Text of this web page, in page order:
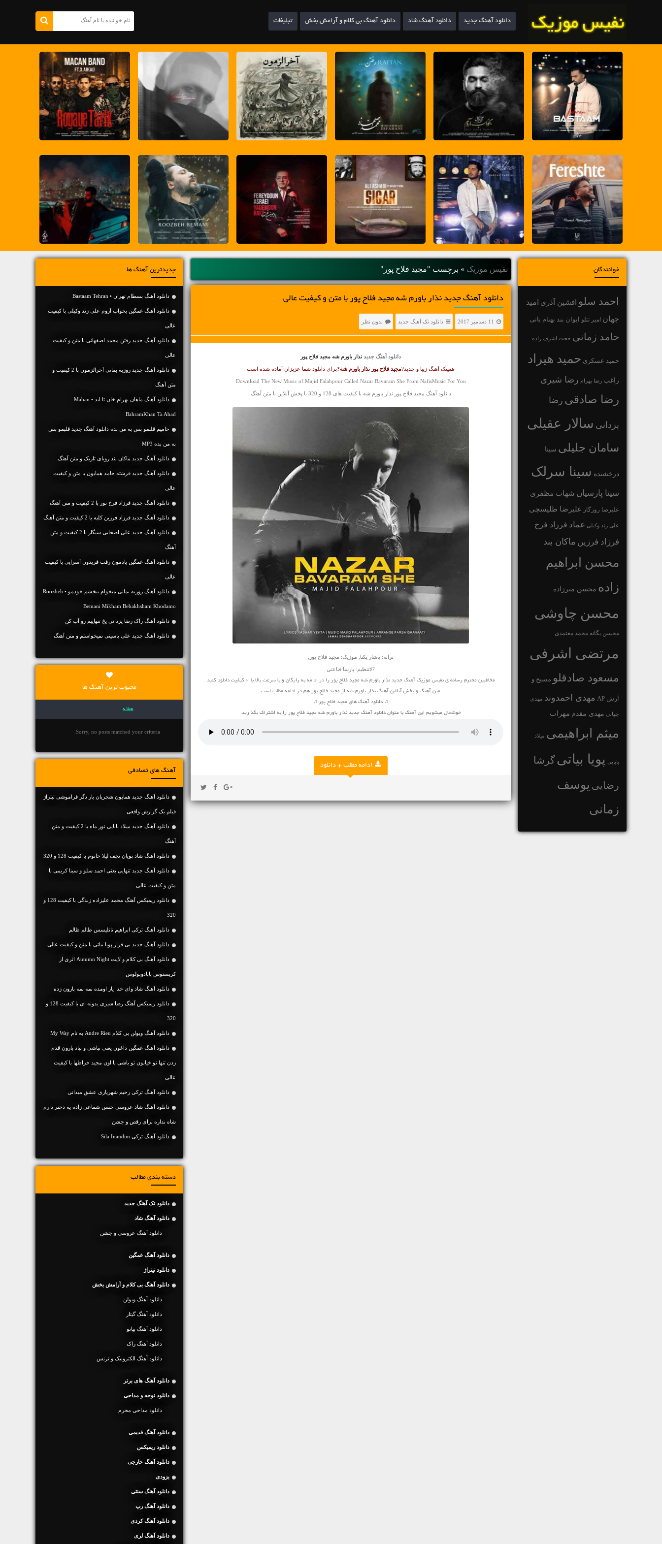
دانلود آهنگ جدید دانلود آهنگ شاد دانلود آهنگ بی کلام و آرامش بخش تبلیغات
خوانندگان
احمد سلو افشین آذری امید
جهان امیر تتلو ایوان بند بهنام بانی
حامد زمانی حجت اشرف زاده
حمید عسکری حمید هیراد
راغب رضا بهرام رضا شیری
رضا صادقی رضا
یزدانی سالار عقیلی
سامان جلیلی سینا
درخشنده سینا سرلک
سینا پارسیان شهاب مظفری
علیرضا روزگار علیرضا طلیسچی
علی زند وکیلی عماد فرزاد فرخ
فرزاد فرزین ماکان بند
محسن ابراهیم
زاده محسن میرزاده
محسن چاوشی
محسن یگانه محمد معتمدی
مرتضی اشرفی
مسعود صادقلو مسیح و
آرش AP مهدی احمدوند مهدی
جهانی مهدی مقدم مهراب
میثم ابراهیمی میلاد
بابایی پویا بیاتیگرشا
رضایی یوسف
زمانی
نفیس موزیک » برچسب "مجید فلاح پور"
دانلود آهنگ جديد نذار باورم شه مجید فلاح پور با متن و کیفیت عالی
11 دسامبر 2017 دانلود تک آهنگ جدید بدون نظر
دانلود آهنگ جدید نذار باورم شه مجید فلاح پور
همینک آهنگ زیبا و جدید?مجید فلاح پور نذار باورم شه?برای دانلود شما عزیزان آماده شده است
Download The New Music of Majid Falahpour Called Nazar Bavaram She From NafisMusic For You
دانلود آهنگ مجید فلاح پور نذار باورم شه با کیفیت های 128 و 320 با پخش آنلاین با متن آهنگ
ترانه: یاشار یکتا, موزیک: مجید فلاح پور,
?♯تنظیم: پارسا قناعتی
مخاطبین محترم رسانه ی نفیس موزیک آهنگ جدید نذار باورم شه مجید فلاح پور را در ادامه به رایگان و با سرعت بالا با 2 کیفیت دانلود کنید
متن آهنگ و پخش آنلاین آهنگ نذار باورم شه از مجید فلاح پور هم در ادامه مطلب است
♫ دانلود آهنگ های مجید فلاح پور ♫
خوشحال میشویم این آهنگ با عنوان دانلود آهنگ جدید نذار باورم شه مجید فلاح پور را به اشتراک بگذارید.
ادامه مطلب + دانلود
جدیدترین آهنگ ها
دانلود آهنگ بسطام تهران • Bastaam Tehran
دانلود آهنگ غمگین بخواب آروم علی زند وکیلی با کیفیت
عالی
دانلود آهنگ جديد رفتن محمد اصفهانی با متن و کیفیت
عالی
دانلود آهنگ جديد روزبه بمانی آخرالزمون با 2 کیفیت و
متن آهنگ
دانلود آهنگ ماهان بهرام خان تا ابد • Mahan
BahramKhan Ta Abad
حامیم قلبمو پس به من بده دانلود آهنگ جدید قلبمو پس
به من بده MP3
دانلود آهنگ جديد ماکان بند رویای تاریک و متن آهنگ
دانلود آهنگ جديد فرشته حامد همایون با متن و کیفیت
عالی
دانلود آهنگ جديد فرزاد فرخ نور با 2 کیفیت و متن آهنگ
دانلود آهنگ جديد فرزاد فرزین کلبه با 2 کیفیت و متن آهنگ
دانلود آهنگ جديد علی اصحابی سیگار با 2 کیفیت و متن
آهنگ
دانلود آهنگ غمگین یادمون رفت فریدون آسرایی با کیفیت
عالی
دانلود آهنگ روزبه بمانی میخوام ببخشم خودمو • Roozbeh
Bemani Mikham Bebakhsham Khodamo
دانلود آهنگ راک رضا یزدانی یخ تنهاییم رو آب کن
دانلود آهنگ جديد علی یاسینی نمیخواستم و متن آهنگ
محبوب ترین آهنگ ها
هفته
Sorry, no posts matched your criteria.
آهنگ های تصادفی
دانلود آهنگ جدید همایون شجریان بار دگر فراموشی تیتراژ
فیلم یک گزارش واقعی
دانلود آهنگ جديد میلاد بابایی نور ماه با 2 کیفیت و متن
آهنگ
دانلود آهنگ شاد پویان نجف لیلا خانوم با کیفیت 128 و 320
دانلود آهنگ جديد تنهایی یعنی احمد سلو و سینا کریمی با
متن و کیفیت عالی
دانلود ریمیکس آهنگ محمد علیزاده زندگی با کیفیت 128 و
320
دانلود آهنگ ترکی ابراهیم تاتلیسس ظالم ظالم
دانلود آهنگ جديد بی قرار پویا بیاتی با متن و کیفیت عالی
دانلود آهنگ بی کلام و لایت Autumn Night اثری از
کریستوس پاپادوپولوس
دانلود آهنگ شاد وای خدا یار اومده نمه نمه بارون زده
دانلود ریمیکس آهنگ رضا شیری یدونه ای با کیفیت 128 و
320
دانلود آهنگ ویولن بی کلام Andre Rieu به نام My Way
دانلود آهنگ غمگین داغون یعنی نباشی و بیاد بارون قدم
زدن تنها تو خیابون تو باشی با اون مجید خراطها با کیفیت
عالی
دانلود آهنگ ترکی رحیم شهریاری عشق میدانی
دانلود آهنگ شاد عروسی حسن شماعی زاده یه دختر دارم
شاه نداره برای رقص و جشن
دانلود آهنگ ترکی Sila Inandim
دسته بندی مطالب
دانلود تک آهنگ جدید
دانلود آهنگ شاد
دانلود آهنگ عروسی و جشن
دانلود آهنگ غمگین
دانلود تیتراژ
دانلود آهنگ بی کلام و آرامش بخش
دانلود آهنگ ویولن
دانلود آهنگ گیتار
دانلود آهنگ پیانو
دانلود آهنگ راک
دانلود آهنگ الکترونیک و ترنس
دانلود آهنگ های برتر
دانلود نوحه و مداحی
دانلود مداحی محرم
دانلود آهنگ قدیمی
دانلود ریمیکس
دانلود آهنگ خارجی
بزودی
دانلود آهنگ سنتی
دانلود آهنگ رپ
دانلود آهنگ کردی
دانلود آهنگ لری